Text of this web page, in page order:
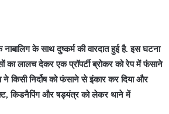
के साथ दुष्कर्म की वारदात हुई है. इस घटना
का लालच देकर एक प्रॉपर्टी ब्रोकर को रेप में फंसाने
ने किसी निर्दोष को फंसाने से इंकार कर दिया और
किडनैपिंग और षड्यंत्र को लेकर थाने में